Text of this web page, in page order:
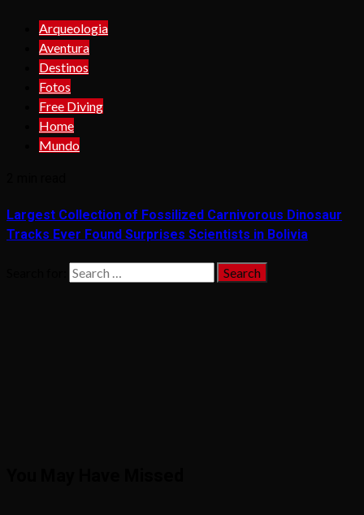
Arqueologia
Aventura
Destinos
Fotos
Free Diving
Home
Mundo
Largest Collection of Fossilized Carnivorous Dinosaur
Tracks Ever Found Surprises Scientists in Bolivia